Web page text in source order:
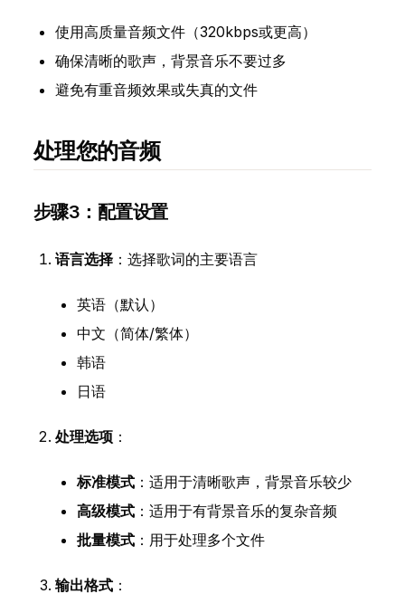
使用高质量音频文件（320kbps或更高）
确保清晰的歌声，背景音乐不要过多
避免有重音频效果或失真的文件
处理您的音频
步骤3：配置设置
语言选择：选择歌词的主要语言
英语（默认）
中文（简体/繁体）
韩语
日语
处理选项：
标准模式：适用于清晰歌声，背景音乐较少
高级模式：适用于有背景音乐的复杂音频
批量模式：用于处理多个文件
输出格式：